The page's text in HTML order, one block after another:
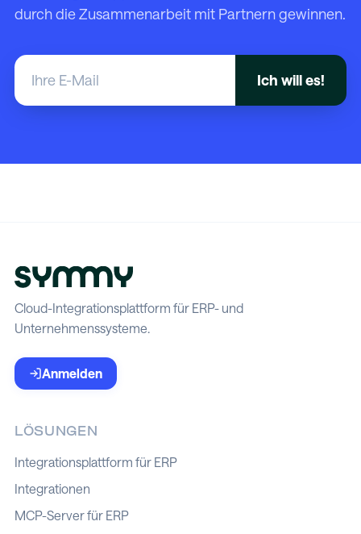
durch die Zusammenarbeit mit Partnern gewinnen.
Cloud-Integrationsplattform für ERP- und
Unternehmenssysteme.
Anmelden
LÖSUNGEN
Integrationsplattform für ERP
Integrationen
MCP-Server für ERP